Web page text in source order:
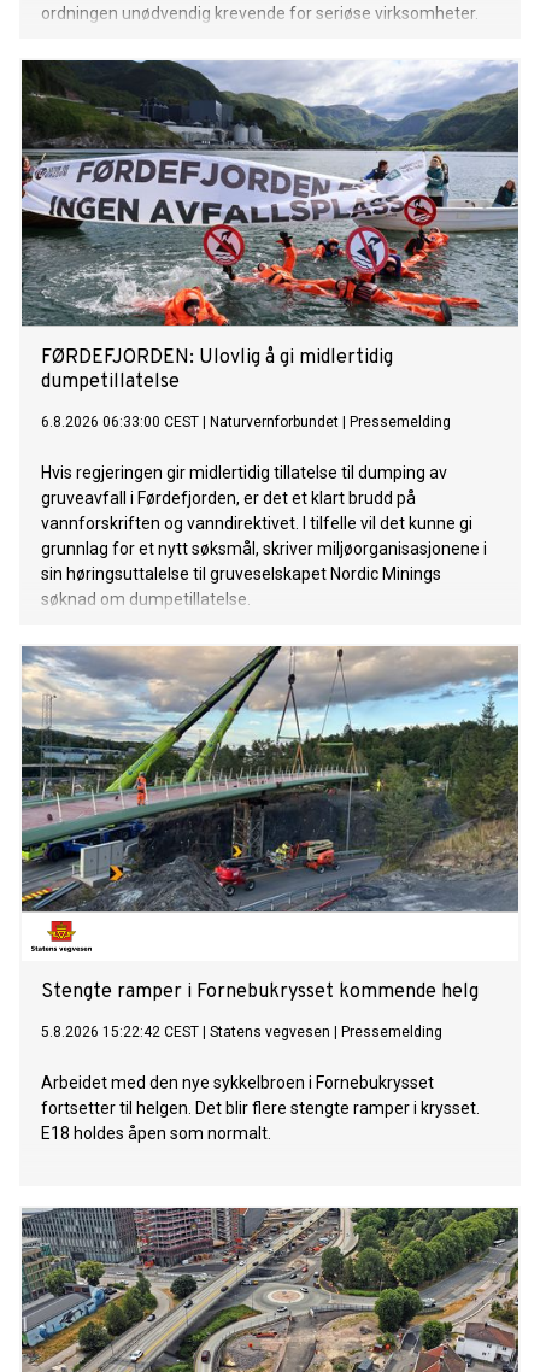
ordningen unødvendig krevende for seriøse virksomheter.
FØRDEFJORDEN: Ulovlig å gi midlertidig
dumpetillatelse
6.8.2026 06:33:00 CEST Naturvernforbundet Pressemelding
Hvis regjeringen gir midlertidig tillatelse til dumping av
gruveavfall i Førdefjorden, er det et klart brudd på
vannforskriften og vanndirektivet. I tilfelle vil det kunne gi
grunnlag for et nytt søksmål, skriver miljøorganisasjonene i
sin høringsuttalelse til gruveselskapet Nordic Minings
søknad om dumpetillatelse.
Stengte ramper i Fornebukrysset kommende helg
5.8.2026 15:22:42 CEST Statens vegvesen Pressemelding
Arbeidet med den nye sykkelbroen i Fornebukrysset
fortsetter til helgen. Det blir flere stengte ramper i krysset.
E18 holdes åpen som normalt.